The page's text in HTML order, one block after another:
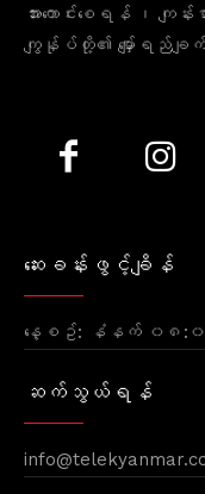
အားကောင်းစေရန် ၊ က
ကျွန်ုပ်တို့၏ မျှော်ရည်ခ
ဆေးခန်းဖွင့်ချိန်
နေ့စဥ်: နံနက် ၀၈:
ဆက်သွယ်ရန်